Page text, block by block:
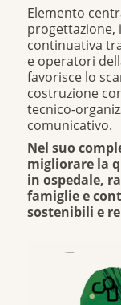
Elemento
progettazione,
continuativa
e operatori
favorisce lo
costruzione
tecnico-
comunicativo.
Nel suo
migliorare la
in ospedale,
famiglie e
sostenibili e